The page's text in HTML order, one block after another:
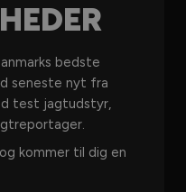
bedste
seneste nyt fra
test jagtudstyr,
kommer til dig en